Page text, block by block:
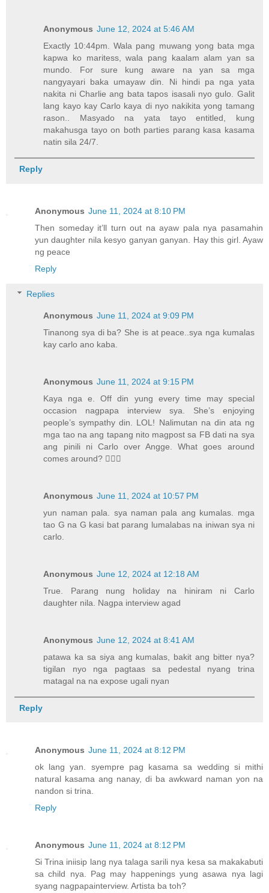
Anonymous June 12, 2024 at 5:46 AM
Exactly 10:44pm. Wala pang muwang yong bata mga
kapwa ko maritess, wala pang kaalam alam yan sa
mundo. For sure kung aware na yan sa mga
nangyayari baka umayaw din. Ni hindi pa nga yata
nakita ni Charlie ang bata tapos isasali nyo gulo. Galit
lang kayo kay Carlo kaya di nyo nakikita yong tamang
rason.. Masyado na yata tayo entitled, kung
makahusga tayo on both parties parang kasa kasama
natin sila 24/7.
Reply
Anonymous June 11, 2024 at 8:10 PM
Then someday it’ll turn out na ayaw pala nya pasamahin
yun daughter nila kesyo ganyan ganyan. Hay this girl. Ayaw
ng peace
Reply
Replies
Anonymous June 11, 2024 at 9:09 PM
Tinanong sya di ba? She is at peace..sya nga kumalas
kay carlo ano kaba.
Anonymous June 11, 2024 at 9:15 PM
Kaya nga e. Off din yung every time may special
occasion nagpapa interview sya. She’s enjoying
people’s sympathy din. LOL! Nalimutan na din ata ng
mga tao na ang tapang nito magpost sa FB dati na sya
ang pinili ni Carlo over Angge. What goes around
comes around? 🤷🏼‍♀️
Anonymous June 11, 2024 at 10:57 PM
yun naman pala. sya naman pala ang kumalas. mga
tao G na G kasi bat parang lumalabas na iniwan sya ni
carlo.
Anonymous June 12, 2024 at 12:18 AM
True. Parang nung holiday na hiniram ni Carlo
daughter nila. Nagpa interview agad
Anonymous June 12, 2024 at 8:41 AM
patawa ka sa siya ang kumalas, bakit ang bitter nya?
tigilan nyo nga pagtaas sa pedestal nyang trina
matagal na na expose ugali nyan
Reply
Anonymous June 11, 2024 at 8:12 PM
ok lang yan. syempre pag kasama sa wedding si mithi
natural kasama ang nanay, di ba awkward naman yon na
nandon si trina.
Reply
Anonymous June 11, 2024 at 8:12 PM
Si Trina iniisip lang nya talaga sarili nya kesa sa makakabuti
sa child nya. Pag may happenings yung asawa nya lagi
syang nagpapainterview. Artista ba toh?